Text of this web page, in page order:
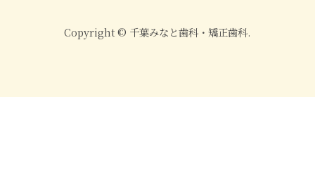
Copyright © 千葉みなと歯科・矯正歯科.